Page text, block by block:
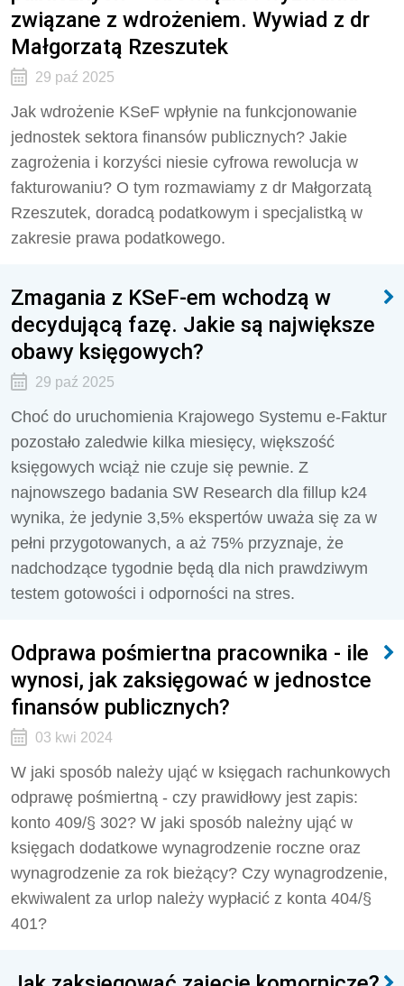
związane z wdrożeniem. Wywiad z dr
Małgorzatą Rzeszutek
29 paź 2025
Jak wdrożenie KSeF wpłynie na funkcjonowanie
jednostek sektora finansów publicznych? Jakie
zagrożenia i korzyści niesie cyfrowa rewolucja w
fakturowaniu? O tym rozmawiamy z dr Małgorzatą
Rzeszutek, doradcą podatkowym i specjalistką w
zakresie prawa podatkowego.
Zmagania z KSeF-em wchodzą w
decydującą fazę. Jakie są największe
obawy księgowych?
29 paź 2025
Choć do uruchomienia Krajowego Systemu e-Faktur
pozostało zaledwie kilka miesięcy, większość
księgowych wciąż nie czuje się pewnie. Z
najnowszego badania SW Research dla fillup k24
wynika, że jedynie 3,5% ekspertów uważa się za w
pełni przygotowanych, a aż 75% przyznaje, że
nadchodzące tygodnie będą dla nich prawdziwym
testem gotowości i odporności na stres.
Odprawa pośmiertna pracownika - ile
wynosi, jak zaksięgować w jednostce
finansów publicznych?
03 kwi 2024
W jaki sposób należy ująć w księgach rachunkowych
odprawę pośmiertną - czy prawidłowy jest zapis:
konto 409/§ 302? W jaki sposób należny ująć w
księgach dodatkowe wynagrodzenie roczne oraz
wynagrodzenie za rok bieżący? Czy wynagrodzenie,
ekwiwalent za urlop należy wypłacić z konta 404/§
401?